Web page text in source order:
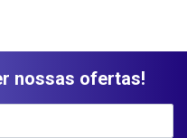
nossas ofertas!